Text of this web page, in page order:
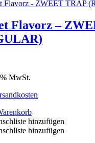
Flavorz –
MwSt.
hinzufügen
hinzufügen